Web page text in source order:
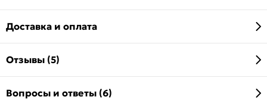
Доставка и оплата
Отзывы (5)
Вопросы и ответы (6)